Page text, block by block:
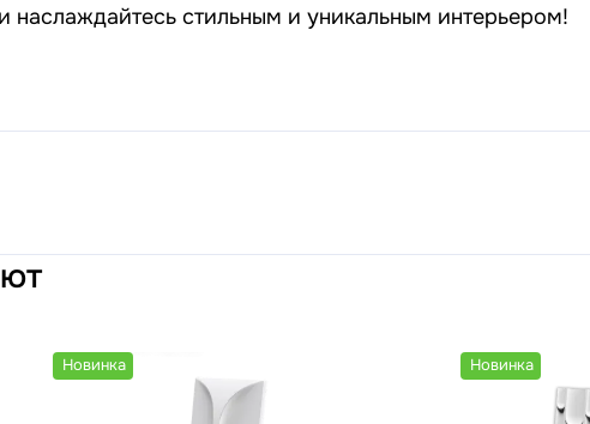
наслаждайтесь стильным и уникальным интерьером!
Новинка Новинка